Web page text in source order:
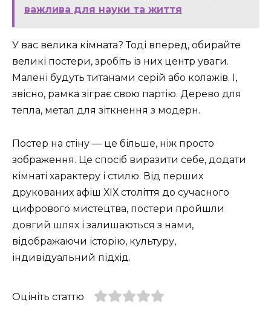
важлива для науки та життя
У вас велика кімната? Тоді вперед, обирайте
великі постери, зробіть із них центр уваги.
Малені будуть титанами серій або колажів. І,
звісно, рамка зіграє свою партію. Дерево для
тепла, метал для зіткнення з модерн.
Постер на стіну — це більше, ніж просто
зображення. Це спосіб виразити себе, додати
кімнаті характеру і стилю. Від перших
друкованих афіш ХІХ століття до сучасного
цифрового мистецтва, постери пройшли
довгий шлях і залишаються з нами,
відображаючи історію, культуру,
індивідуальний підхід.
Оцініть статтю